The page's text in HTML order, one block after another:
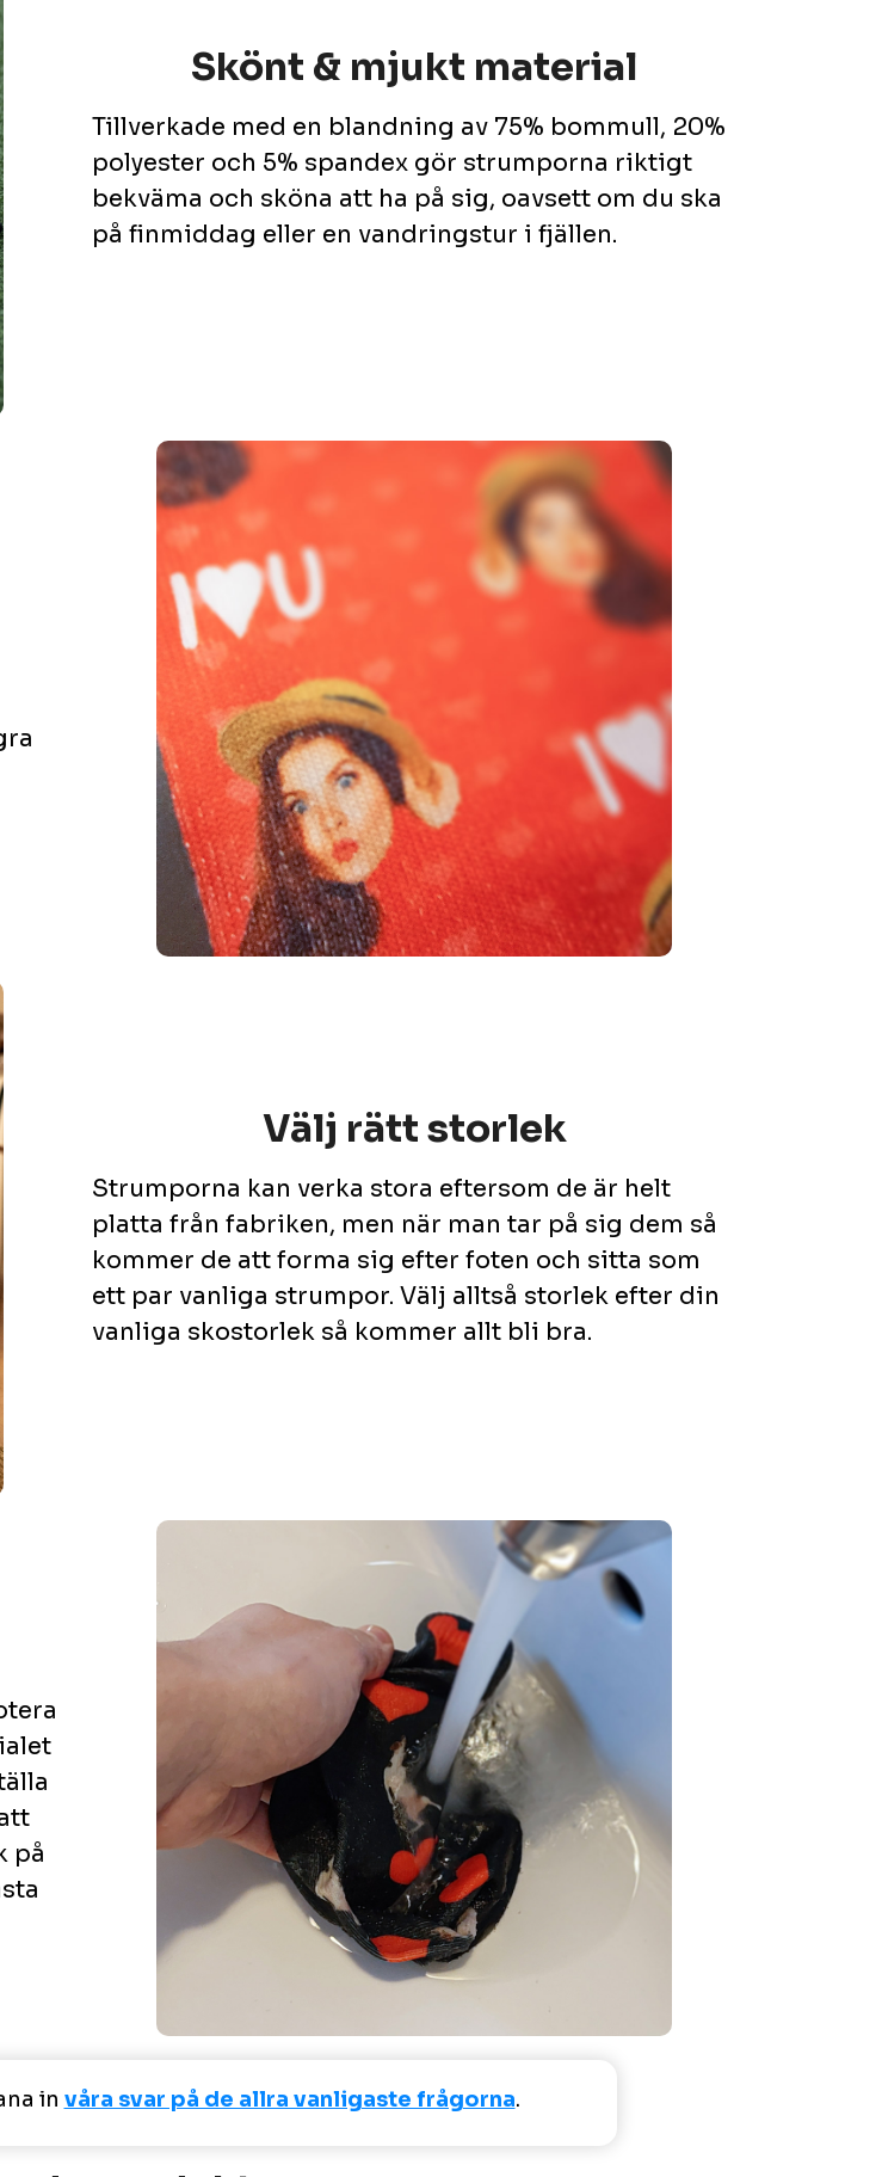
Skönt & mjukt material
Tillverkade med en blandning av 75% bommull, 20%
polyester och 5% spandex gör strumporna riktigt
bekväma och sköna att ha på sig, oavsett om du ska
på finmiddag eller en vandringstur i fjällen.
Välj rätt storlek
Strumporna kan verka stora eftersom de är helt
platta från fabriken, men när man tar på sig dem så
kommer de att forma sig efter foten och sitta som
ett par vanliga strumpor. Välj alltså storlek efter din
vanliga skostorlek så kommer allt bli bra.
på
in våra svar på de allra vanligaste frågorna.